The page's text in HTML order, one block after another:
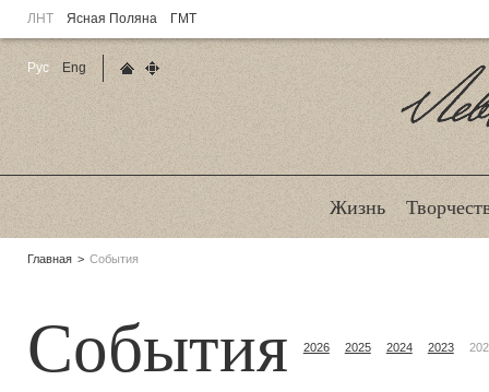
ЛНТ Ясная Поляна ГМТ
Жизнь
Родительские
Главная События
События 2026 2025 2024 2023
Рус
Eng